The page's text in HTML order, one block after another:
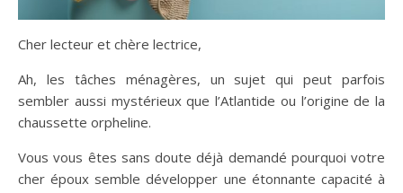
Cher lecteur et chère lectrice,
Ah, les tâches ménagères, un sujet qui peut parfois
sembler aussi mystérieux que l’Atlantide ou l’origine de la
chaussette orpheline.
Vous vous êtes sans doute déjà demandé pourquoi votre
cher époux semble développer une étonnante capacité à